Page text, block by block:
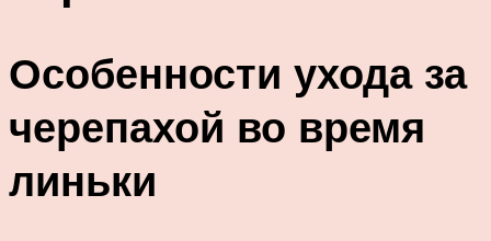
Особенности ухода за
черепахой во время
линьки